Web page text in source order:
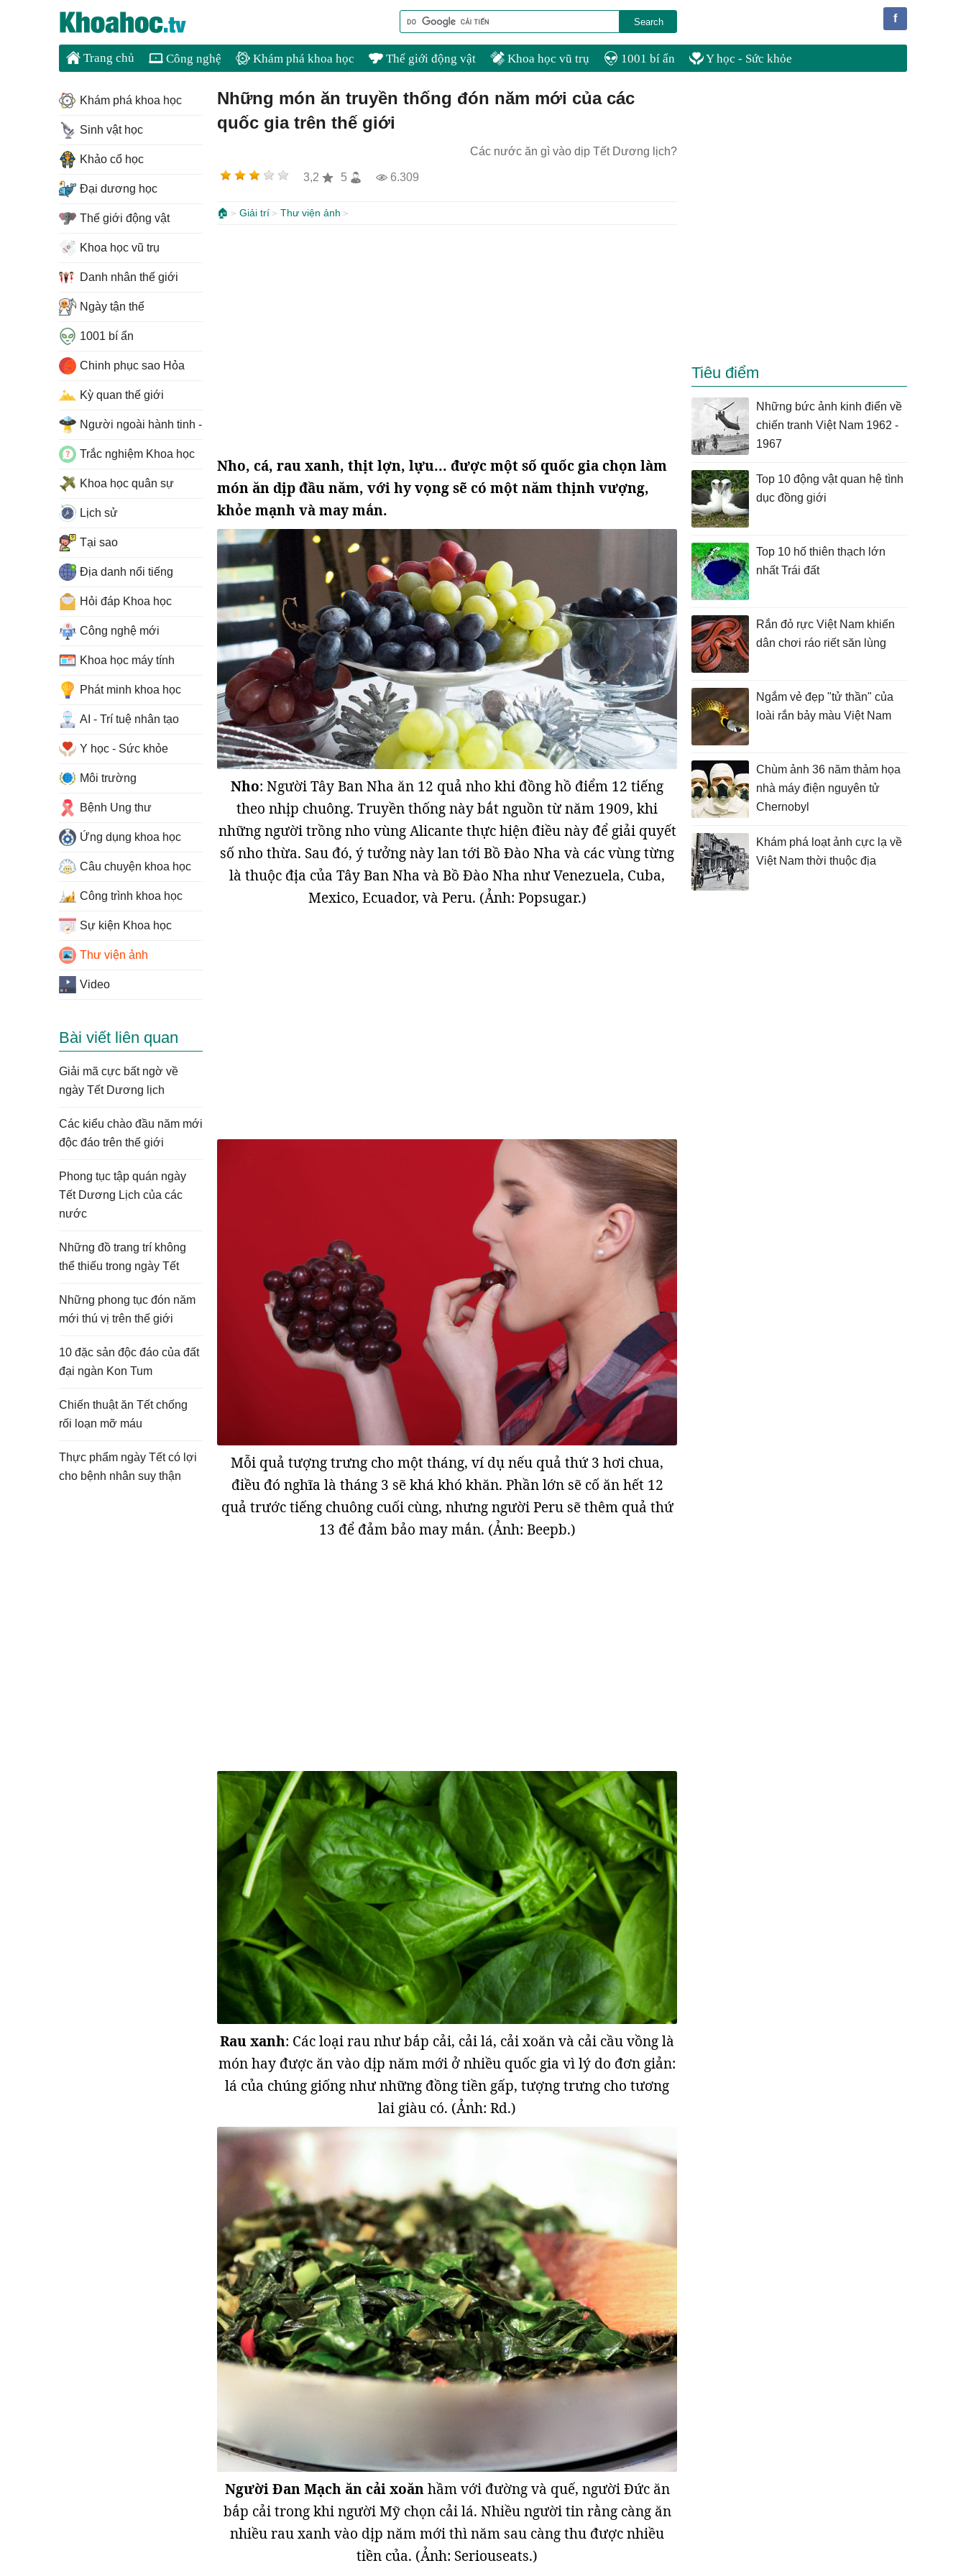
f
Trang chủ Công nghệ Khám phá khoa học Thế giới động vật Khoa học vũ trụ 1001 bí ẩn Y học - Sức khỏe
Những món ăn truyền thống đón năm mới của các
quốc gia trên thế giới
Các nước ăn gì vào dịp Tết Dương lịch?
3,2 5 6.309
🏠 Giải trí Thư viện ảnh
Nho, cá, rau xanh, thịt lợn, lựu... được một số quốc gia chọn làm
món ăn dịp đầu năm, với hy vọng sẽ có một năm thịnh vượng,
khỏe mạnh và may mắn.
Nho: Người Tây Ban Nha ăn 12 quả nho khi đồng hồ điểm 12 tiếng
theo nhịp chuông. Truyền thống này bắt nguồn từ năm 1909, khi
những người trồng nho vùng Alicante thực hiện điều này để giải quyết
số nho thừa. Sau đó, ý tưởng này lan tới Bồ Đào Nha và các vùng từng
là thuộc địa của Tây Ban Nha và Bồ Đào Nha như Venezuela, Cuba,
Mexico, Ecuador, và Peru. (Ảnh: Popsugar.)
Mỗi quả tượng trưng cho một tháng, ví dụ nếu quả thứ 3 hơi chua,
điều đó nghĩa là tháng 3 sẽ khá khó khăn. Phần lớn sẽ cố ăn hết 12
quả trước tiếng chuông cuối cùng, nhưng người Peru sẽ thêm quả thứ
13 để đảm bảo may mắn. (Ảnh: Beepb.)
Rau xanh: Các loại rau như bắp cải, cải lá, cải xoăn và cải cầu vồng là
món hay được ăn vào dịp năm mới ở nhiều quốc gia vì lý do đơn giản:
lá của chúng giống như những đồng tiền gấp, tượng trưng cho tương
lai giàu có. (Ảnh: Rd.)
Người Đan Mạch ăn cải xoănhầm với đường và quế, người Đức ăn
bắp cải trong khi người Mỹ chọn cải lá. Nhiều người tin rằng càng ăn
nhiều rau xanh vào dịp năm mới thì năm sau càng thu được nhiều
tiền của. (Ảnh: Seriouseats.)
Tiêu điểm
Những bức ảnh kinh điển về
chiến tranh Việt Nam 1962 -
1967
Top 10 động vật quan hệ tình
dục đồng giới
Top 10 hố thiên thạch lớn
nhất Trái đất
Rắn đỏ rực Việt Nam khiến
dân chơi ráo riết săn lùng
Ngắm vẻ đẹp "tử thần" của
loài rắn bảy màu Việt Nam
Chùm ảnh 36 năm thảm họa
nhà máy điện nguyên tử
Chernobyl
Khám phá loạt ảnh cực lạ về
Việt Nam thời thuộc địa
Khám phá khoa học
Sinh vật học
Khảo cổ học
Đại dương học
Thế giới động vật
Khoa học vũ trụ
Danh nhân thế giới
Ngày tận thế
1001 bí ẩn
Chinh phục sao Hỏa
Kỳ quan thế giới
Người ngoài hành tinh - UFO
Trắc nghiệm Khoa học
Khoa học quân sự
Lịch sử
Tại sao
Địa danh nổi tiếng
Hỏi đáp Khoa học
Công nghệ mới
Khoa học máy tính
Phát minh khoa học
AI - Trí tuệ nhân tạo
Y học - Sức khỏe
Môi trường
Bệnh Ung thư
Ứng dụng khoa học
Câu chuyện khoa học
Công trình khoa học
Sự kiện Khoa học
Thư viện ảnh
Video
Bài viết liên quan
Giải mã cực bất ngờ về
ngày Tết Dương lịch
Các kiểu chào đầu năm mới
độc đáo trên thế giới
Phong tục tập quán ngày
Tết Dương Lịch của các
nước
Những đồ trang trí không
thể thiếu trong ngày Tết
Những phong tục đón năm
mới thú vị trên thế giới
10 đặc sản độc đáo của đất
đại ngàn Kon Tum
Chiến thuật ăn Tết chống
rối loạn mỡ máu
Thực phẩm ngày Tết có lợi
cho bệnh nhân suy thận